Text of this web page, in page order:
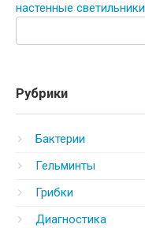
настенные светильники
Рубрики
Бактерии
Гельминты
Грибки
Диагностика